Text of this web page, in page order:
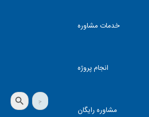
خدمات مشاوره
انجام پروژه
مشاوره رایگان
جستجو
برای:
دکمه جستجو